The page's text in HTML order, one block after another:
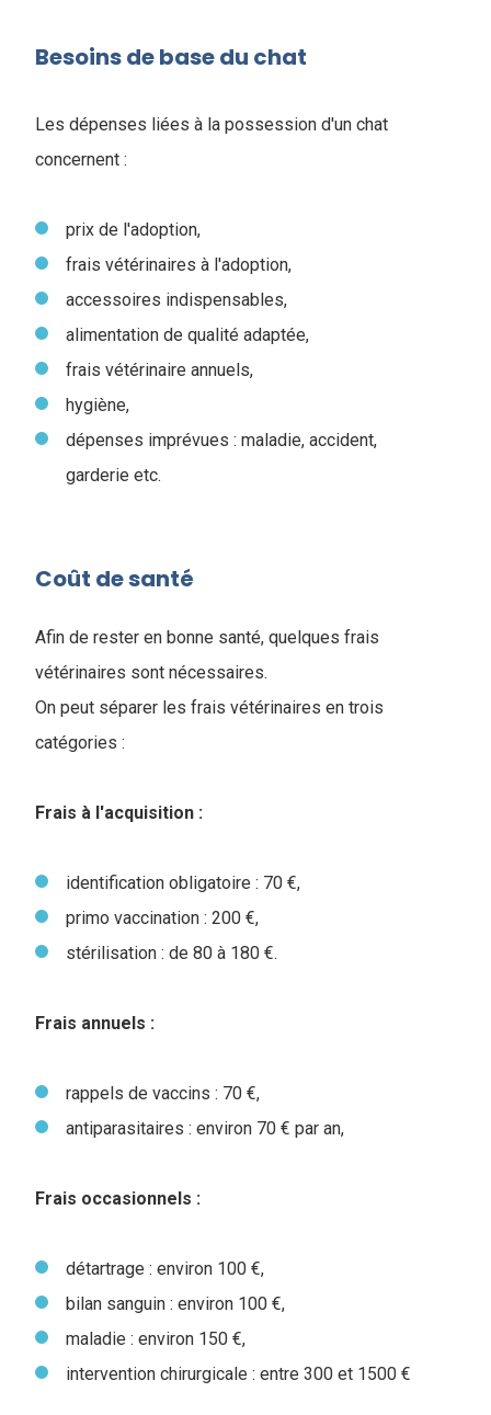
Besoins de base du chat
Les dépenses liées à la possession d'un chat
concernent :
prix de l'adoption,
frais vétérinaires à l'adoption,
accessoires indispensables,
alimentation de qualité adaptée,
frais vétérinaire annuels,
hygiène,
dépenses imprévues : maladie, accident,
garderie etc.
Coût de santé
Afin de rester en bonne santé, quelques frais
vétérinaires sont nécessaires.
On peut séparer les frais vétérinaires en trois
catégories :
Frais à l'acquisition :
identification obligatoire : 70 €,
primo vaccination : 200 €,
stérilisation : de 80 à 180 €.
Frais annuels :
rappels de vaccins : 70 €,
antiparasitaires : environ 70 € par an,
Frais occasionnels :
détartrage : environ 100 €,
bilan sanguin : environ 100 €,
maladie : environ 150 €,
intervention chirurgicale : entre 300 et 1500 €